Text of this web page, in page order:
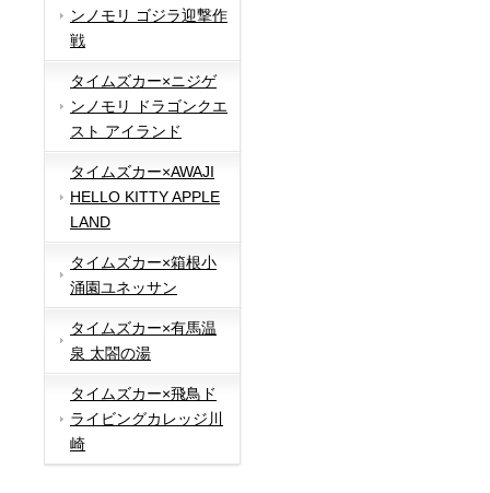
ンノモリ ゴジラ迎撃作
戦
タイムズカー×ニジゲ
ンノモリ ドラゴンクエ
スト アイランド
タイムズカー×AWAJI
HELLO KITTY APPLE
LAND
タイムズカー×箱根小
涌園ユネッサン
タイムズカー×有馬温
泉 太閤の湯
タイムズカー×飛鳥ド
ライビングカレッジ川
崎